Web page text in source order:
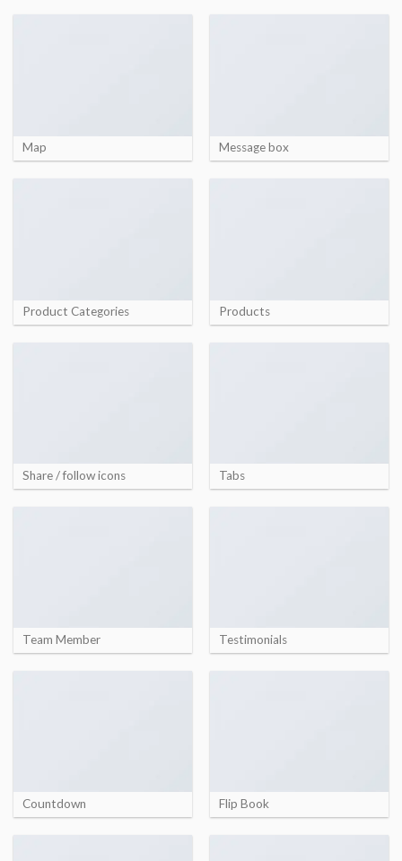
Map Message box
Product Categories Products
Share / follow icons Tabs
Team Member Testimonials
Countdown Flip Book